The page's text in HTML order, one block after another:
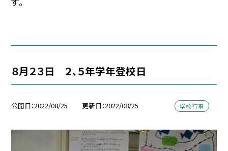
８月２３日 ２、５年学年登校日
公開日 2022/08/25 更新日 2022/08/25 学校行事